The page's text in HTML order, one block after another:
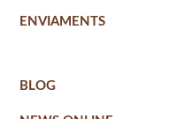
ENVIAMENTS
BLOG